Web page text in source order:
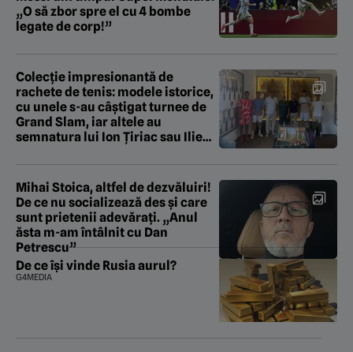
„O să zbor spre el cu 4 bombe
legate de corp!”
Colecție impresionantă de
rachete de tenis: modele istorice,
cu unele s-au câștigat turnee de
Grand Slam, iar altele au
semnatura lui Ion Țiriac sau Ilie
Mihai Stoica, altfel de dezvăluiri!
De ce nu socializează des și care
sunt prietenii adevărați. „Anul
ăsta m-am întâlnit cu Dan
Petrescu”
De ce își vinde Rusia aurul?
G4MEDIA